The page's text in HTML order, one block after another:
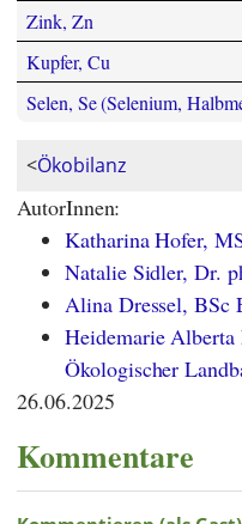
Zink, Zn
Kupfer, Cu
Selen, Se (Selenium,
<Ökobilanz
AutorInnen:
Katharina Hofer,
Natalie Sidler, Dr.
Alina Dressel, BSc
Heidemarie
Ökologischer
26.06.2025
Kommentare